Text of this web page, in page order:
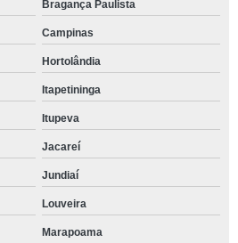
Bragança Paulista
Campinas
Hortolândia
Itapetininga
Itupeva
Jacareí
Jundiaí
Louveira
Marapoama